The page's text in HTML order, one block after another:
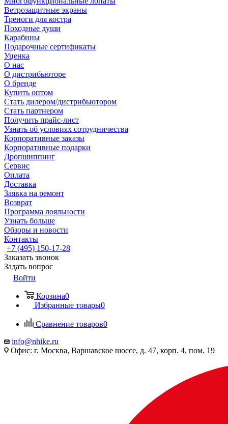
Ветрозащитные экраны
Треноги для костра
Походные души
Карабины
Подарочные сертификаты
Уценка
О нас
О дистрибьюторе
О бренде
Купить оптом
Стать дилером/дистрибьютором
Стать партнером
Получить прайс-лист
Узнать об условиях сотрудничества
Корпоративные заказы
Корпоративные подарки
Дропшиппинг
Сервис
Оплата
Доставка
Заявка на ремонт
Возврат
Программа лояльности
Узнать больше
Обзоры и новости
Контакты
+7 (495) 150-17-28
Заказать звонок
Задать вопрос
Войти
Корзина0
Избранные товары0
Сравнение товаров0
info@nhike.ru
Офис: г. Москва, Варшавское шоссе, д. 47, корп. 4, пом. 19